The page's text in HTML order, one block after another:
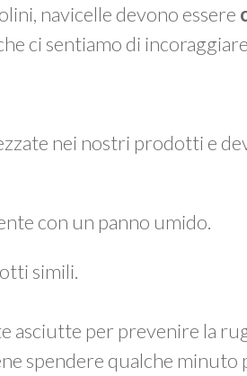
navicelle devono essere
ci sentiamo di
nei nostri prodotti e
con un panno umido.
simili.
asciutte per prevenire la
spendere qualche minuto